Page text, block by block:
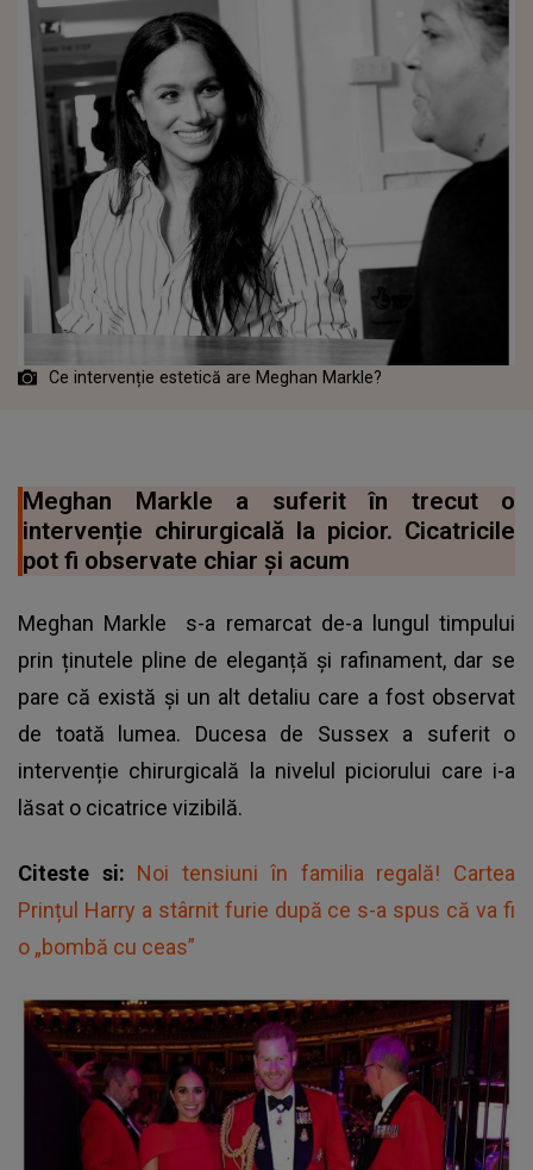
Ce intervenție estetică are Meghan Markle?
Meghan Markle a suferit în trecut o
intervenție chirurgicală la picior. Cicatricile
pot fi observate chiar și acum
Meghan Markle
s-a remarcat de-a lungul timpului
prin ținutele pline de eleganță și rafinament, dar se
pare că există și un alt detaliu care a fost observat
de toată lumea. Ducesa de Sussex a suferit o
intervenție chirurgicală la nivelul piciorului care i-a
lăsat o cicatrice vizibilă.
Citeste si: Noi tensiuni în familia regală! Cartea
Prințul Harry a stârnit furie după ce s-a spus că va fi
o „bombă cu ceas”